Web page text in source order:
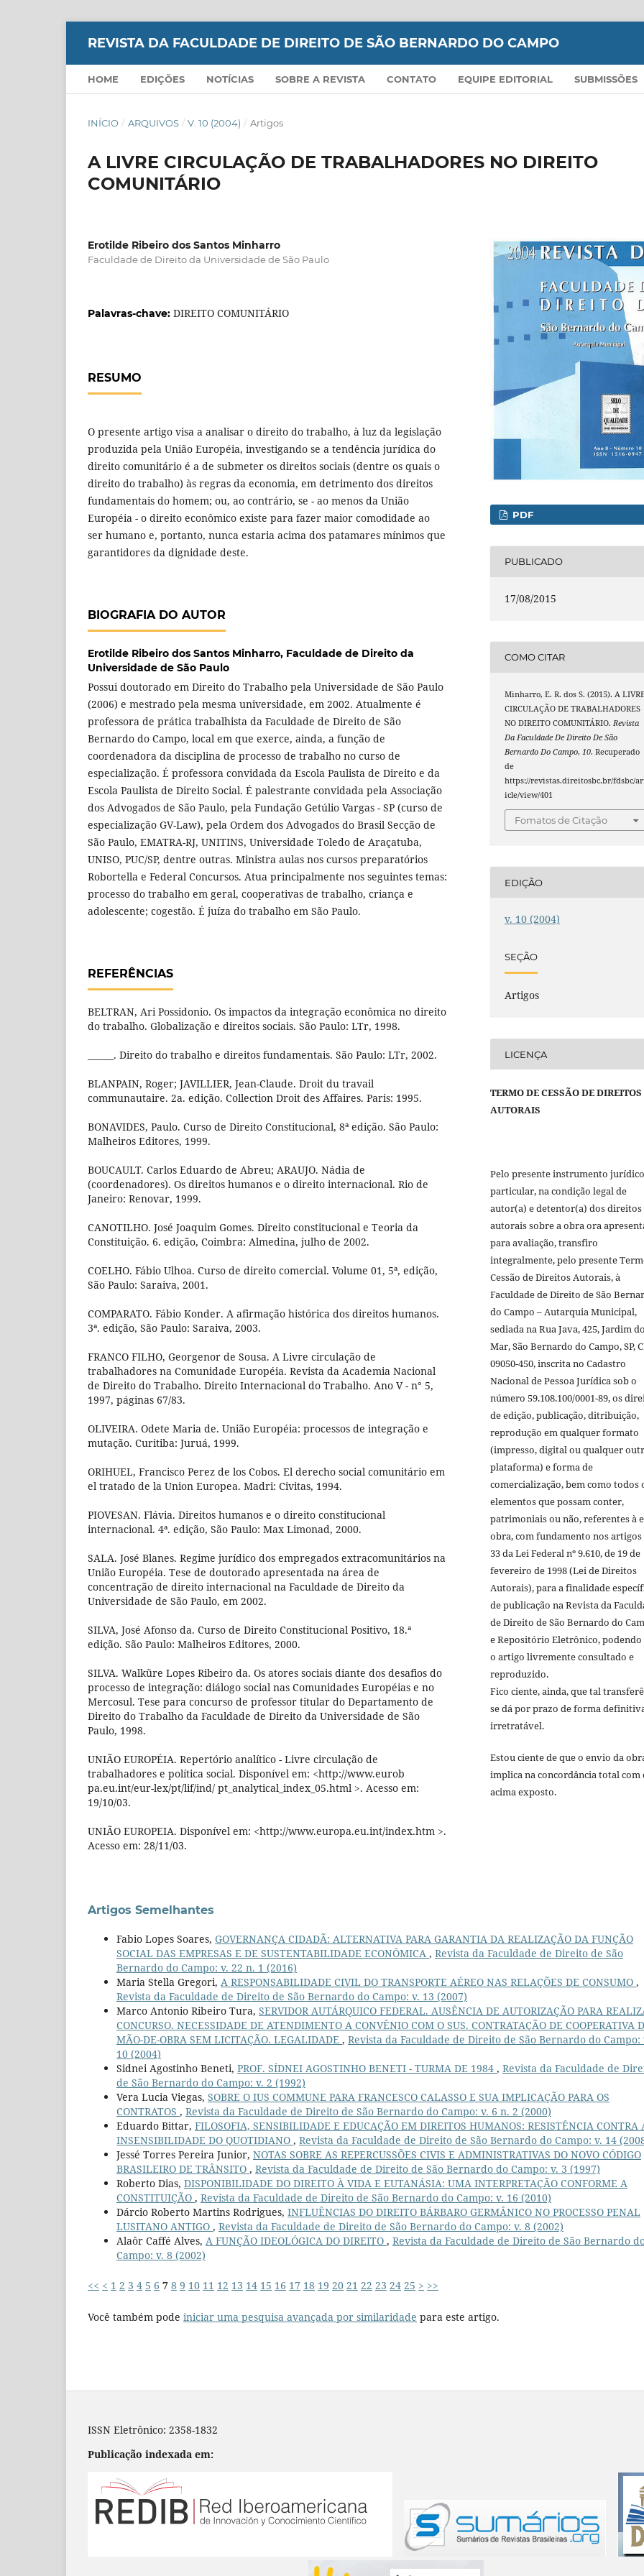
REVISTA DA FACULDADE DE DIREITO DE SÃO BERNARDO DO CAMPO
HOME EDIÇÕES NOTÍCIAS SOBRE A REVISTA CONTATO EQUIPE EDITORIAL SUBMISSÕES
INÍCIO / ARQUIVOS / V. 10 (2004) / Artigos
A LIVRE CIRCULAÇÃO DE TRABALHADORES NO DIREITO
COMUNITÁRIO
Erotilde Ribeiro dos Santos Minharro
Faculdade de Direito da Universidade de São Paulo
Palavras-chave: DIREITO COMUNITÁRIO
RESUMO
O presente artigo visa a analisar o direito do trabalho, à luz da legislação
produzida pela União Européia, investigando se a tendência jurídica do
direito comunitário é a de submeter os direitos sociais (dentre os quais o
direito do trabalho) às regras da economia, em detrimento dos direitos
fundamentais do homem; ou, ao contrário, se - ao menos da União
Européia - o direito econômico existe para fazer maior comodidade ao
ser humano e, portanto, nunca estaria acima dos patamares mínimos que
garantidores da dignidade deste.
BIOGRAFIA DO AUTOR
Erotilde Ribeiro dos Santos Minharro, Faculdade de Direito da
Universidade de São Paulo
Possui doutorado em Direito do Trabalho pela Universidade de São Paulo
(2006) e mestrado pela mesma universidade, em 2002. Atualmente é
professora de prática trabalhista da Faculdade de Direito de São
Bernardo do Campo, local em que exerce, ainda, a função de
coordenadora da disciplina de processo de trabalho no curso de
especialização. É professora convidada da Escola Paulista de Direito e da
Escola Paulista de Direito Social. É palestrante convidada pela Associação
dos Advogados de São Paulo, pela Fundação Getúlio Vargas - SP (curso de
especialização GV-Law), pela Ordem dos Advogados do Brasil Secção de
São Paulo, EMATRA-RJ, UNITINS, Universidade Toledo de Araçatuba,
UNISO, PUC/SP, dentre outras. Ministra aulas nos cursos preparatórios
Robortella e Federal Concursos. Atua principalmente nos seguintes temas:
processo do trabalho em geral, cooperativas de trabalho, criança e
adolescente; cogestão. É juíza do trabalho em São Paulo.
REFERÊNCIAS
BELTRAN, Ari Possidonio. Os impactos da integração econômica no direito
do trabalho. Globalização e direitos sociais. São Paulo: LTr, 1998.
______. Direito do trabalho e direitos fundamentais. São Paulo: LTr, 2002.
BLANPAIN, Roger; JAVILLIER, Jean-Claude. Droit du travail
communautaire. 2a. edição. Collection Droit des Affaires. Paris: 1995.
BONAVIDES, Paulo. Curso de Direito Constitucional, 8ª edição. São Paulo:
Malheiros Editores, 1999.
BOUCAULT. Carlos Eduardo de Abreu; ARAUJO. Nádia de
(coordenadores). Os direitos humanos e o direito internacional. Rio de
Janeiro: Renovar, 1999.
CANOTILHO. José Joaquim Gomes. Direito constitucional e Teoria da
Constituição. 6. edição, Coimbra: Almedina, julho de 2002.
COELHO. Fábio Ulhoa. Curso de direito comercial. Volume 01, 5ª, edição,
São Paulo: Saraiva, 2001.
COMPARATO. Fábio Konder. A afirmação histórica dos direitos humanos.
3ª. edição, São Paulo: Saraiva, 2003.
FRANCO FILHO, Georgenor de Sousa. A Livre circulação de
trabalhadores na Comunidade Européia. Revista da Academia Nacional
de Direito do Trabalho. Direito Internacional do Trabalho. Ano V - n° 5,
1997, páginas 67/83.
OLIVEIRA. Odete Maria de. União Européia: processos de integração e
mutação. Curitiba: Juruá, 1999.
ORIHUEL, Francisco Perez de los Cobos. El derecho social comunitário em
el tratado de la Union Europea. Madri: Civitas, 1994.
PIOVESAN. Flávia. Direitos humanos e o direito constitucional
internacional. 4ª. edição, São Paulo: Max Limonad, 2000.
SALA. José Blanes. Regime jurídico dos empregados extracomunitários na
União Européia. Tese de doutorado apresentada na área de
concentração de direito internacional na Faculdade de Direito da
Universidade de São Paulo, em 2002.
SILVA, José Afonso da. Curso de Direito Constitucional Positivo, 18.ª
edição. São Paulo: Malheiros Editores, 2000.
SILVA. Walküre Lopes Ribeiro da. Os atores sociais diante dos desafios do
processo de integração: diálogo social nas Comunidades Européias e no
Mercosul. Tese para concurso de professor titular do Departamento de
Direito do Trabalho da Faculdade de Direito da Universidade de São
Paulo, 1998.
UNIÃO EUROPÉIA. Repertório analítico - Livre circulação de
trabalhadores e política social. Disponível em: <http://www.eurob
pa.eu.int/eur-lex/pt/lif/ind/ pt_analytical_index_05.html >. Acesso em:
19/10/03.
UNIÃO EUROPEIA. Disponível em: <http://www.europa.eu.int/index.htm >.
Acesso em: 28/11/03.
PDF
PUBLICADO
17/08/2015
COMO CITAR
Minharro, E. R. dos S. (2015). A
CIRCULAÇÃO DE TRABALHADORES
NO DIREITO COMUNITÁRIO.Revista
Da Faculdade De Direito De São
Bernardo Do Campo,10. Recuperado
de
https://revistas.direitosbc.br/fdsbc/
icle/view/401
Fomatos de Citação
EDIÇÃO
v. 10 (2004)
SEÇÃO
Artigos
LICENÇA
TERMO DE CESSÃO DE DIREITOS
AUTORAIS
Pelo presente instrumento jurídico
particular, na condição legal de
autor(a) e detentor(a) dos direitos
autorais sobre a obra ora
para avaliação, transfiro
integralmente, pelo presente
Cessão de Direitos Autorais, à
Faculdade de Direito de São
do Campo – Autarquia Municipal,
sediada na Rua Java, 425, Jardim
Mar, São Bernardo do Campo, SP,
09050-450, inscrita no Cadastro
Nacional de Pessoa Jurídica sob o
número 59.108.100/0001-89, os
de edição, publicação, ditribuição,
reprodução em qualquer formato
(impresso, digital ou qualquer
plataforma) e forma de
comercialização, bem como todos
elementos que possam conter,
patrimoniais ou não, referentes à
obra, com fundamento nos artigos
33 da Lei Federal nº 9.610, de 19 de
fevereiro de 1998 (Lei de Direitos
Autorais), para a finalidade
de publicação na Revista da
de Direito de São Bernardo do
e Repositório Eletrônico, podendo
o artigo livremente consultado e
reproduzido.
Fico ciente, ainda, que tal
se dá por prazo de forma
irretratável.
Estou ciente de que o envio da
implica na concordância total com
acima exposto.
Artigos Semelhantes
Fabio Lopes Soares, GOVERNANÇA CIDADÃ: ALTERNATIVA PARA GARANTIA DA REALIZAÇÃO DA FUNÇÃO
SOCIAL DAS EMPRESAS E DE SUSTENTABILIDADE ECONÔMICA , Revista da Faculdade de Direito de São
Bernardo do Campo: v. 22 n. 1 (2016)
Maria Stella Gregori, A RESPONSABILIDADE CIVIL DO TRANSPORTE AÉREO NAS RELAÇÕES DE CONSUMO ,
Revista da Faculdade de Direito de São Bernardo do Campo: v. 13 (2007)
Marco Antonio Ribeiro Tura, SERVIDOR AUTÁRQUICO FEDERAL. AUSÊNCIA DE AUTORIZAÇÃO PARA
CONCURSO. NECESSIDADE DE ATENDIMENTO A CONVÊNIO COM O SUS. CONTRATAÇÃO DE COOPERATIVA
MÃO-DE-OBRA SEM LICITAÇÃO. LEGALIDADE , Revista da Faculdade de Direito de São Bernardo do Campo:
10 (2004)
Sidnei Agostinho Beneti, PROF. SÍDNEI AGOSTINHO BENETI - TURMA DE 1984 , Revista da Faculdade de
de São Bernardo do Campo: v. 2 (1992)
Vera Lucia Viegas, SOBRE O IUS COMMUNE PARA FRANCESCO CALASSO E SUA IMPLICAÇÃO PARA OS
CONTRATOS , Revista da Faculdade de Direito de São Bernardo do Campo: v. 6 n. 2 (2000)
Eduardo Bittar, FILOSOFIA, SENSIBILIDADE E EDUCAÇÃO EM DIREITOS HUMANOS: RESISTÊNCIA CONTRA
INSENSIBILIDADE DO QUOTIDIANO , Revista da Faculdade de Direito de São Bernardo do Campo: v. 14
Jessé Torres Pereira Junior, NOTAS SOBRE AS REPERCUSSÕES CIVIS E ADMINISTRATIVAS DO NOVO CÓDIGO
BRASILEIRO DE TRÂNSITO , Revista da Faculdade de Direito de São Bernardo do Campo: v. 3 (1997)
Roberto Dias, DISPONIBILIDADE DO DIREITO À VIDA E EUTANÁSIA: UMA INTERPRETAÇÃO CONFORME A
CONSTITUIÇÃO , Revista da Faculdade de Direito de São Bernardo do Campo: v. 16 (2010)
Dárcio Roberto Martins Rodrigues, INFLUÊNCIAS DO DIREITO BÁRBARO GERMÂNICO NO PROCESSO PENAL
LUSITANO ANTIGO , Revista da Faculdade de Direito de São Bernardo do Campo: v. 8 (2002)
Alaôr Caffé Alves, A FUNÇÃO IDEOLÓGICA DO DIREITO , Revista da Faculdade de Direito de São Bernardo
Campo: v. 8 (2002)
<< < 1 2 3 4 5 6 7 8 9 10 11 12 13 14 15 16 17 18 19 20 21 22 23 24 25 > >>
Você também pode iniciar uma pesquisa avançada por similaridade para este artigo.
ISSN Eletrônico: 2358-1832
Publicação indexada em: